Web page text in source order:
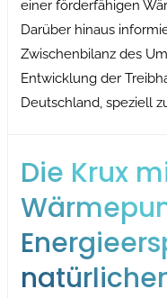
einer förderfähigen
Darüber hinaus
Zwischenbilanz des
Entwicklung der
Deutschland, speziell
Die Krux